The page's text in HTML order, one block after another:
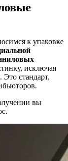
к упаковке
исключая
стандарт,
вы